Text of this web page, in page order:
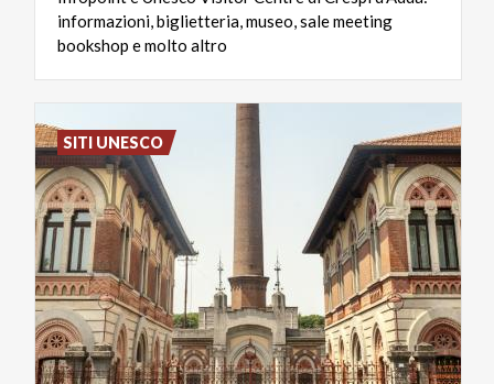
informazioni, biglietteria, museo, sale meeting
bookshop e molto altro
SITI UNESCO